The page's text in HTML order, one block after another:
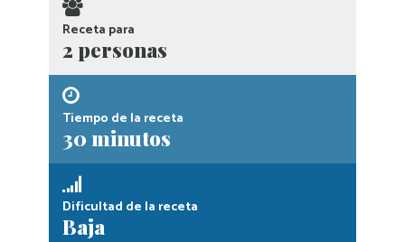
Receta para
2 personas
Tiempo de la receta
30 minutos
Dificultad de la receta
Baja